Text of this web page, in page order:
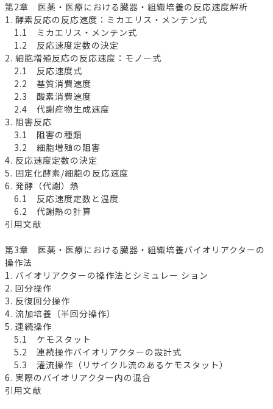
第2章 医薬・医療における臓器・組織培養の反応速度解析
1. 酵素反応の反応速度：ミカエリス・メンテン式
1.1 ミカエリス・メンテン式
1.2 反応速度定数の決定
2. 細胞増殖反応の反応速度：モノー式
2.1 反応速度式
2.2 基質消費速度
2.3 酸素消費速度
2.4 代謝産物生成速度
3. 阻害反応
3.1 阻害の種類
3.2 細胞増殖の阻害
4. 反応速度定数の決定
5. 固定化酵素/細胞の反応速度
6. 発酵（代謝）熱
6.1 反応速度定数と温度
6.2 代謝熱の計算
引用文献
第3章 医薬・医療における臓器・組織培養バイオリアクターの
操作法
1. バイオリアクターの操作法とシミュレー ション
2. 回分操作
3. 反復回分操作
4. 流加培養（半回分操作）
5. 連続操作
5.1 ケモスタット
5.2 連続操作バイオリアクターの設計式
5.3 灌流操作（リサイクル流のあるケモスタット）
6. 実際のバイオリアクター内の混合
引用文献